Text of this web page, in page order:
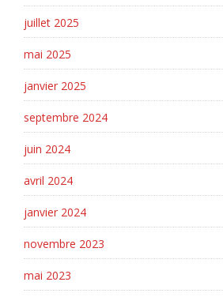
juillet 2025
mai 2025
janvier 2025
septembre 2024
juin 2024
avril 2024
janvier 2024
novembre 2023
mai 2023